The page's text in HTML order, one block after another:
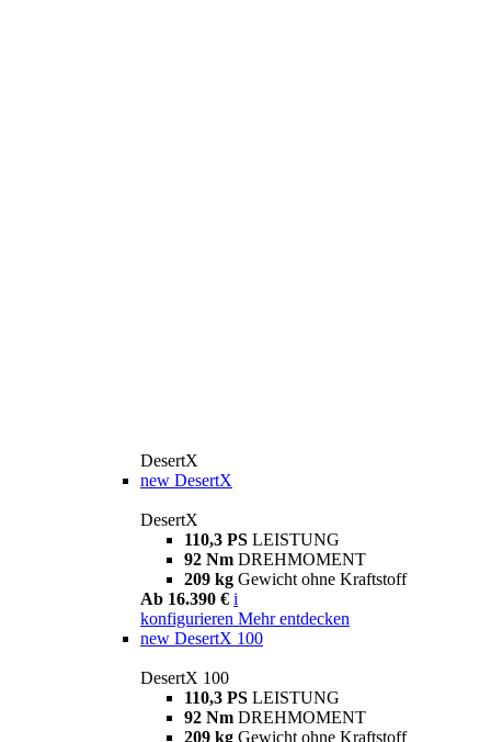
DesertX
new DesertX
DesertX
110,3 PS LEISTUNG
92 Nm DREHMOMENT
209 kg Gewicht ohne Kraftstoff
Ab 16.390 € i
konfigurieren Mehr entdecken
new DesertX 100
DesertX 100
110,3 PS LEISTUNG
92 Nm DREHMOMENT
209 kg Gewicht ohne Kraftstoff